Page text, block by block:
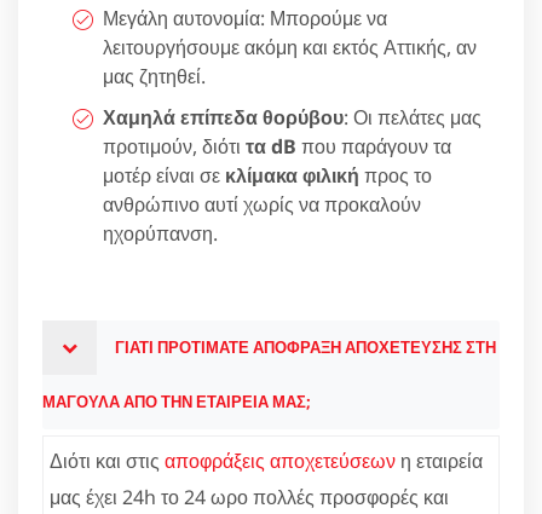
Μεγάλη αυτονομία: Μπορούμε να
λειτουργήσουμε ακόμη και εκτός Αττικής, αν
μας ζητηθεί.
Χαμηλά επίπεδα θορύβου: Οι πελάτες μας
προτιμούν, διότι τα dB που παράγουν τα
μοτέρ είναι σε κλίμακα φιλική προς το
ανθρώπινο αυτί χωρίς να προκαλούν
ηχορύπανση.
ΓΙΑΤΙ ΠΡΟΤΙΜΑΤΕ ΑΠΟΦΡΑΞΗ ΑΠΟΧΕΤΕΥΣΗΣ ΣΤΗ
ΜΑΓΟΥΛΑ ΑΠΟ ΤΗΝ ΕΤΑΙΡΕΙΑ ΜΑΣ;
Διότι και στις αποφράξεις αποχετεύσεων η εταιρεία
μας έχει 24h το 24 ωρο πολλές προσφορές και